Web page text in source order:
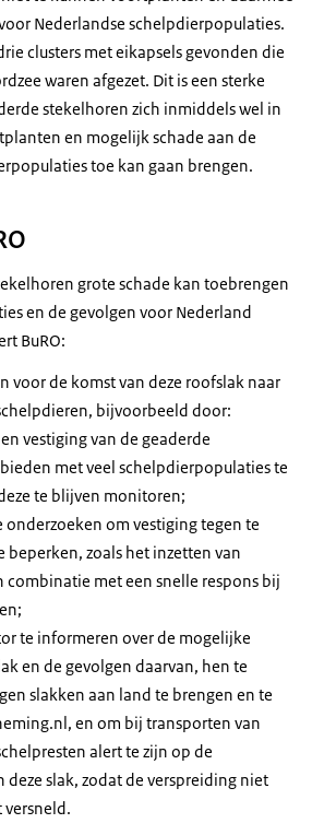
Nederlandse schelpdierpopulaties.
clusters met eikapsels gevonden die
waren afgezet. Dit is een sterke
stekelhoren zich inmiddels wel in
en mogelijk schade aan de
toe kan gaan brengen.
grote schade kan toebrengen
en de gevolgen voor Nederland
BuRO:
voor de komst van deze roofslak naar
bijvoorbeeld door:
vestiging van de geaderde
met veel schelpdierpopulaties te
te blijven monitoren;
om vestiging tegen te
beperken, zoals het inzetten van
met een snelle respons bij
te informeren over de mogelijke
en de gevolgen daarvan, hen te
slakken aan land te brengen en te
en om bij transporten van
alert te zijn op de
deze slak, zodat de verspreiding niet